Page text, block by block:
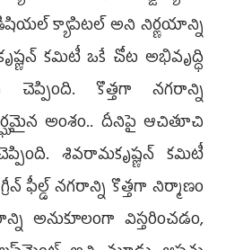
క్యాపిటల్‌ అని నిర్ణయాన్ని
కమిటీ ఒకే చోట అభివృద్ధి
చెప్పింది. కొత్తగా నగరాన్ని
అంశం.. దీనిపై ఆచితూచి
శివరామకృష్ణన్‌ కమిటీ
ఫీల్డ్‌ నగరాన్ని కొత్తగా నిర్మాణం
అనుకూలంగా విస్తరించడం,